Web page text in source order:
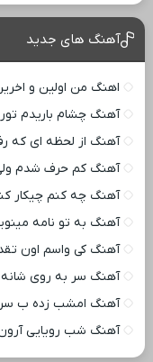
آهنگ های جدید
اهنگ من اولین و
آهنگ چشام باریدم
آهنگ از لحظه ای که
آهنگ کم حرف شدم
آهنگ چه کنم چیکار
آهنگ به تو نامه
آهنگ کی واسم اون
آهنگ سر به روی
آهنگ امشب زده ب
آهنگ شب رویایی آرون